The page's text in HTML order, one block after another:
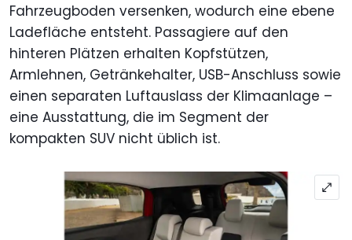
Fahrzeugboden versenken, wodurch eine ebene
Ladefläche entsteht. Passagiere auf den
hinteren Plätzen erhalten Kopfstützen,
Armlehnen, Getränkehalter, USB-Anschluss sowie
einen separaten Luftauslass der Klimaanlage –
eine Ausstattung, die im Segment der
kompakten SUV nicht üblich ist.